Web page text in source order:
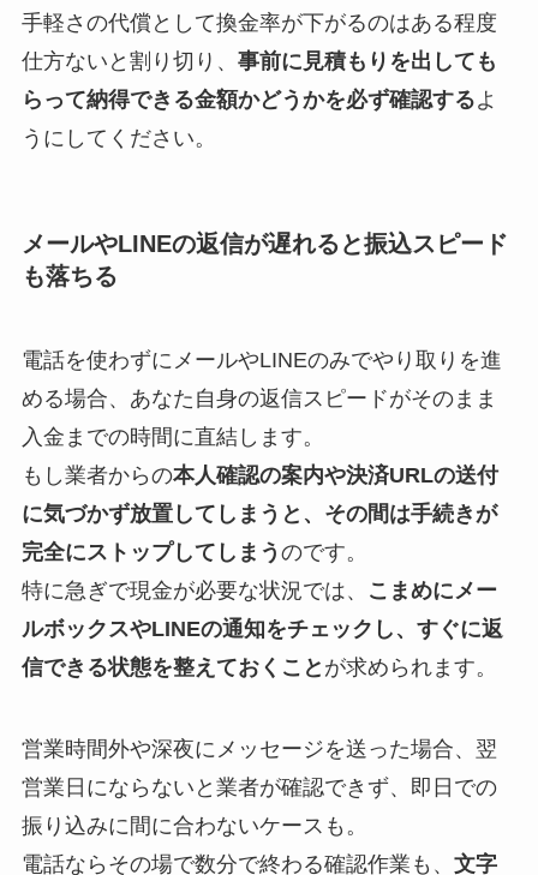
手軽さの代償として換金率が下がるのはある程度
仕方ないと割り切り、 事前に見積もりを出しても
らって納得できる金額かどうかを必ず確認するよ
うにしてください。
メールやLINEの返信が遅れると振込スピード
も落ちる
電話を使わずにメールやLINEのみでやり取りを進
める場合、あなた自身の返信スピードがそのまま
入金までの時間に直結します。
もし業者からの本人確認の案内や決済URLの送付
に気づかず放置してしまうと、その間は手続きが
完全にストップしてしまう のです。
特に急ぎで現金が必要な状況では、
こまめにメー
ルボックスやLINEの通知をチェックし、すぐに返
信できる状態を整えておくこと が求められます。
営業時間外や深夜にメッセージを送った場合、翌
営業日にならないと業者が確認できず、即日での
振り込みに間に合わないケースも。
電話ならその場で数分で終わる確認作業も、 文字